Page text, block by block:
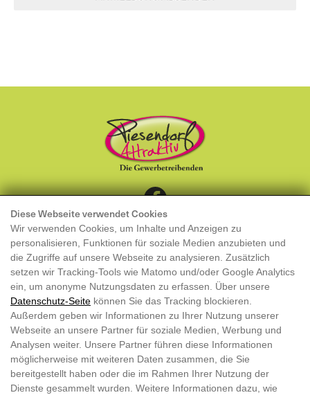
Diese Webseite verwendet Cookies
Wir verwenden Cookies, um Inhalte und Anzeigen zu
personalisieren, Funktionen für soziale Medien anzubieten und
die Zugriffe auf unsere Webseite zu analysieren. Zusätzlich
setzen wir Tracking-Tools wie Matomo und/oder Google Analytics
ein, um anonyme Nutzungsdaten zu erfassen. Über unsere
Datenschutz-Seite können Sie das Tracking blockieren.
Außerdem geben wir Informationen zu Ihrer Nutzung unserer
Webseite an unsere Partner für soziale Medien, Werbung und
Analysen weiter. Unsere Partner führen diese Informationen
möglicherweise mit weiteren Daten zusammen, die Sie
bereitgestellt haben oder die im Rahmen Ihrer Nutzung der
Dienste gesammelt wurden. Weitere Informationen dazu, wie
KONTAKT
MITGLIED WERDEN
Piesendorf Attraktiv
Obfrau: Katharina Gläser
info@piesendorf-attraktiv.at
ZVR 117302362
DATENSCHUTZ